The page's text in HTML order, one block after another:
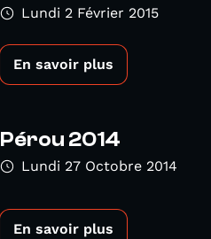
Lundi 2 Février 2015
En savoir plus
Pérou 2014
Lundi 27 Octobre 2014
En savoir plus